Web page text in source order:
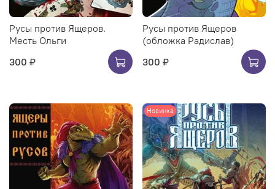
Русы против Ящеров.
Месть Ольги
300 ₽
Русы против Ящеров
(обложка Радислав)
300 ₽
Новинка